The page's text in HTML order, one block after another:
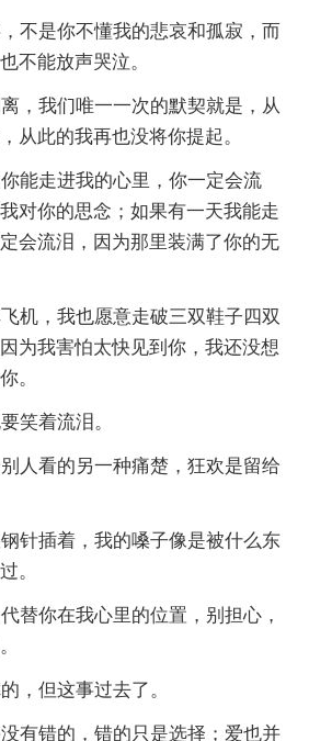
不是你不懂我的悲哀和孤寂，而
不能放声哭泣。
，我们唯一一次的默契就是，从
从此的我再也没将你提起。
能走进我的心里，你一定会流
对你的思念；如果有一天我能走
会流泪，因为那里装满了你的无
机，我也愿意走破三双鞋子四双
为我害怕太快见到你，我还没想
。
笑着流泪。
人看的另一种痛楚，狂欢是留给
针插着，我的嗓子像是被什么东
。
替你在我心里的位置，别担心，
，但这事过去了。
有错的，错的只是选择；爱也并